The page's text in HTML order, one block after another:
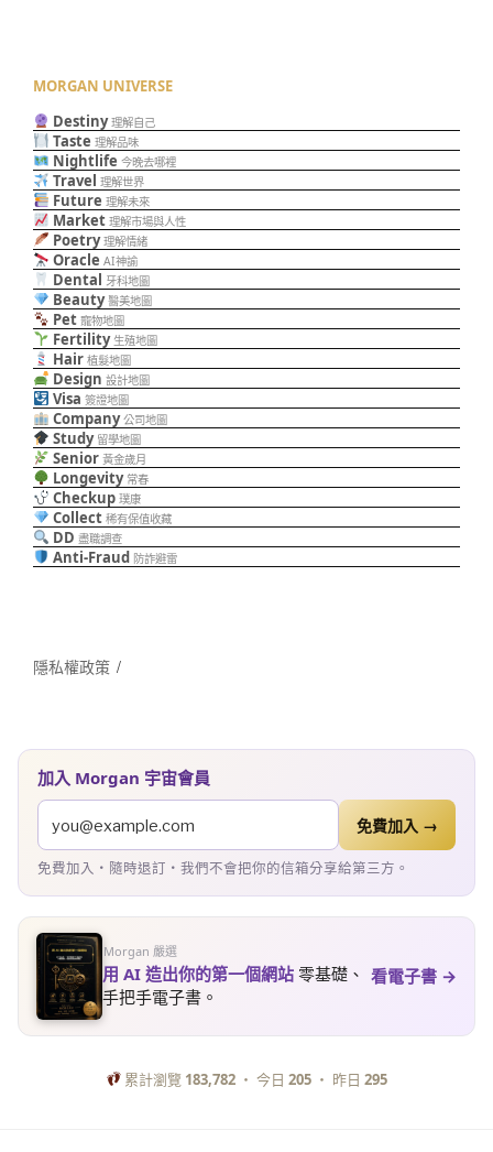
MORGAN UNIVERSE
Destiny 理解自己
Taste 理解品味
Nightlife 今晚去哪裡
Travel 理解世界
Future 理解未來
Market 理解市場與人性
Poetry 理解情緒
Oracle AI神諭
Dental 牙科地圖
Beauty 醫美地圖
Pet 寵物地圖
Fertility 生殖地圖
Hair 植髮地圖
Design 設計地圖
Visa 簽證地圖
Company 公司地圖
Study 留學地圖
Senior 黃金歲月
Longevity 常春
Checkup 璞康
Collect 稀有保值收藏
DD 盡職調查
Anti-Fraud 防詐避雷
隱私權政策
加入 Morgan 宇宙會員
免費加入 →
免費加入・隨時退訂・我們不會把你的信箱分享給第三方。
Morgan 嚴選
用 AI 造出你的第一個網站 零基礎、
手把手電子書。
看電子書 →
累計瀏覽 183,782 ・ 今日205 ・ 昨日295